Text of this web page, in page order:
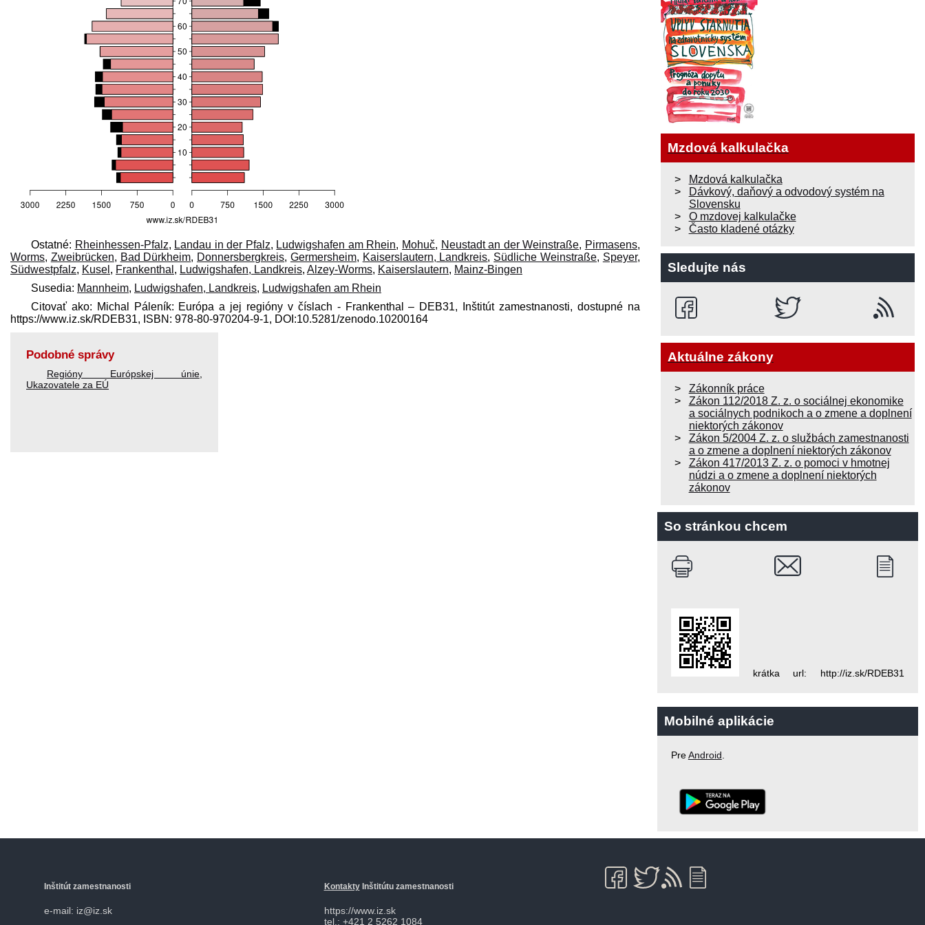
Ostatné: Rheinhessen-Pfalz, Landau in der Pfalz, Ludwigshafen am Rhein, Mohuč, Neustadt an der Weinstraße, Pirmasens,
Worms, Zweibrücken, Bad Dürkheim, Donnersbergkreis, Germersheim, Kaiserslautern, Landkreis, Südliche Weinstraße, Speyer,
Südwestpfalz, Kusel , Frankenthal , Ludwigshafen, Landkreis, Alzey-Worms, Kaiserslautern, Mainz-Bingen
Susedia: Mannheim, Ludwigshafen, Landkreis, Ludwigshafen am Rhein
Citovať ako: Michal Páleník: Európa a jej regióny v číslach - Frankenthal – DEB31, Inštitút zamestnanosti, dostupné na
https://www.iz.sk/​RDEB31, ISBN: 978-80-970204-9-1, DOI:10.5281/zenodo.10200164
Podobné správy
Regióny Európskej únie,
Ukazovatele za EÚ
Mzdová kalkulačka
Mzdová kalkulačka
Dávkový, daňový a odvodový systém na
Slovensku
O mzdovej kalkulačke
Často kladené otázky
Sledujte nás
Aktuálne zákony
Zákonník práce
Zákon 112/2018 Z. z. o sociálnej ekonomike
a sociálnych podnikoch a o zmene a doplnení
niektorých zákonov
Zákon 5/2004 Z. z. o službách zamestnanosti
a o zmene a doplnení niektorých zákonov
Zákon 417/2013 Z. z. o pomoci v hmotnej
núdzi a o zmene a doplnení niektorých
zákonov
So stránkou chcem
krátka url: http://iz.sk/RDEB31
Mobilné aplikácie
PreAndroid
Inštitút zamestnanosti
e-mail: iz@iz.sk
KontaktyInštitútu zamestnanosti
https://www.iz.sk
tel.: +421 2 5262 1084